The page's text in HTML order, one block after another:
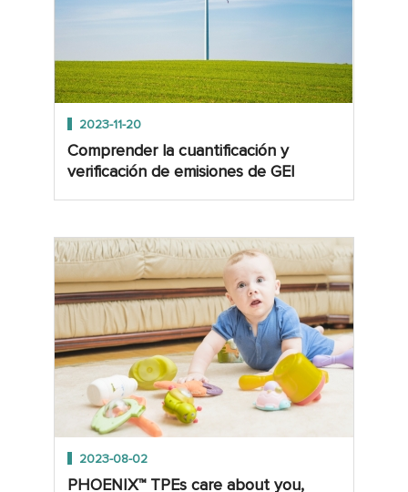
2023-11-20
Comprender la cuantificación y
verificación de emisiones de GEI
2023-08-02
PHOENIX™ TPEs care about you,